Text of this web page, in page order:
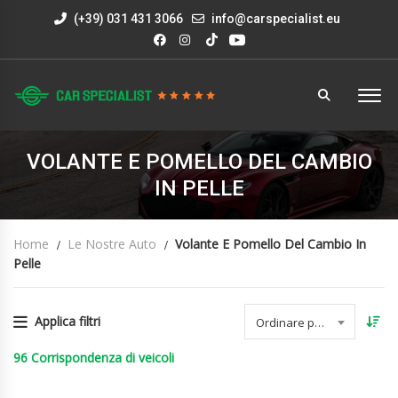
(+39) 031 431 3066 info@carspecialist.eu
VOLANTE E POMELLO DEL CAMBIO
IN PELLE
Home Le Nostre Auto
Volante E Pomello Del Cambio In
Pelle
Applica filtri Ordinare per data
96 Corrispondenza di veicoli